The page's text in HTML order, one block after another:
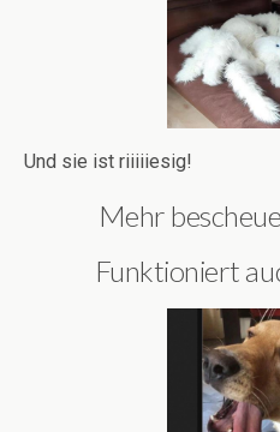
Und sie ist riiiiiesig!
Mehr
Funktioniert